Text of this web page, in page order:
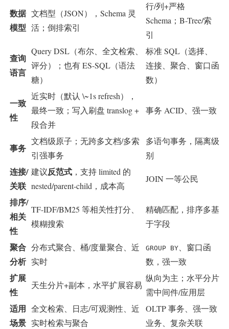
数据
模型
文档型（JSON），Schema 灵
活；倒排索引
行/列+严格
Schema；B-Tree/索
引
查询
语言
Query DSL（布尔、全文检索、
评分）；也有 ES-SQL（语法
糖）
标准 SQL（选择、
连接、聚合、窗口函
数）
一致
性
近实时（默认 \~1s refresh），
最终一致；写入刷盘 translog +
段合并
事务 ACID、强一致
事务
文档级原子；无跨多文档/多索
引强事务
多语句事务，隔离级
别
连接/
关联
建议反范式 ，支持 limited 的
nested/parent-child，成本高
JOIN 一等公民
排序/
相关
性
TF-IDF/BM25 等相关性打分、
模糊搜索
精确匹配，排序多基
于字段
聚合
分析
分布式聚合、桶/度量聚合、近
实时
GROUP BY、窗口函
数，强一致
扩展
性
天生分片+副本，水平扩展容易
纵向为主；水平分片
需中间件/应用层
适用
场景
全文检索、日志/可观测性、近
实时检索与聚合
OLTP 事务、强一致
业务、复杂关联